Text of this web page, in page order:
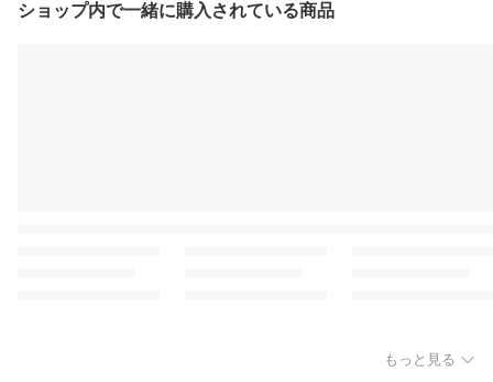
ショップ内で一緒に購入されている商品
もっと見る